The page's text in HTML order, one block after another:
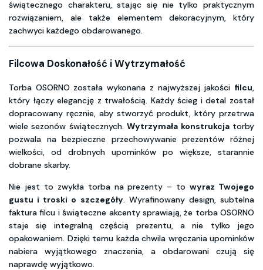
świątecznego charakteru, stając się nie tylko praktycznym
rozwiązaniem, ale także elementem dekoracyjnym, który
zachwyci każdego obdarowanego.
Filcowa Doskonałość i Wytrzymałość
Torba OSORNO została wykonana z najwyższej jakości filcu,
który łączy elegancję z trwałością. Każdy ścieg i detal został
dopracowany ręcznie, aby stworzyć produkt, który przetrwa
wiele sezonów świątecznych.Wytrzymała konstrukcjatorby
pozwala na bezpieczne przechowywanie prezentów różnej
wielkości, od drobnych upominków po większe, starannie
dobrane skarby.
Nie jest to zwykła torba na prezenty – towyraz Twojego
gustu i troski o szczegóły . Wyrafinowany design, subtelna
faktura filcu i świąteczne akcenty sprawiają, że torba OSORNO
staje się integralną częścią prezentu, a nie tylko jego
opakowaniem. Dzięki temu każda chwila wręczania upominków
nabiera wyjątkowego znaczenia, a obdarowani czują się
naprawdę wyjątkowo.